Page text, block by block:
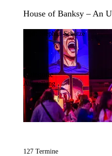
House of Banksy – An
Stephan Schütze
Kategorie
Ausstellung
127 Termine